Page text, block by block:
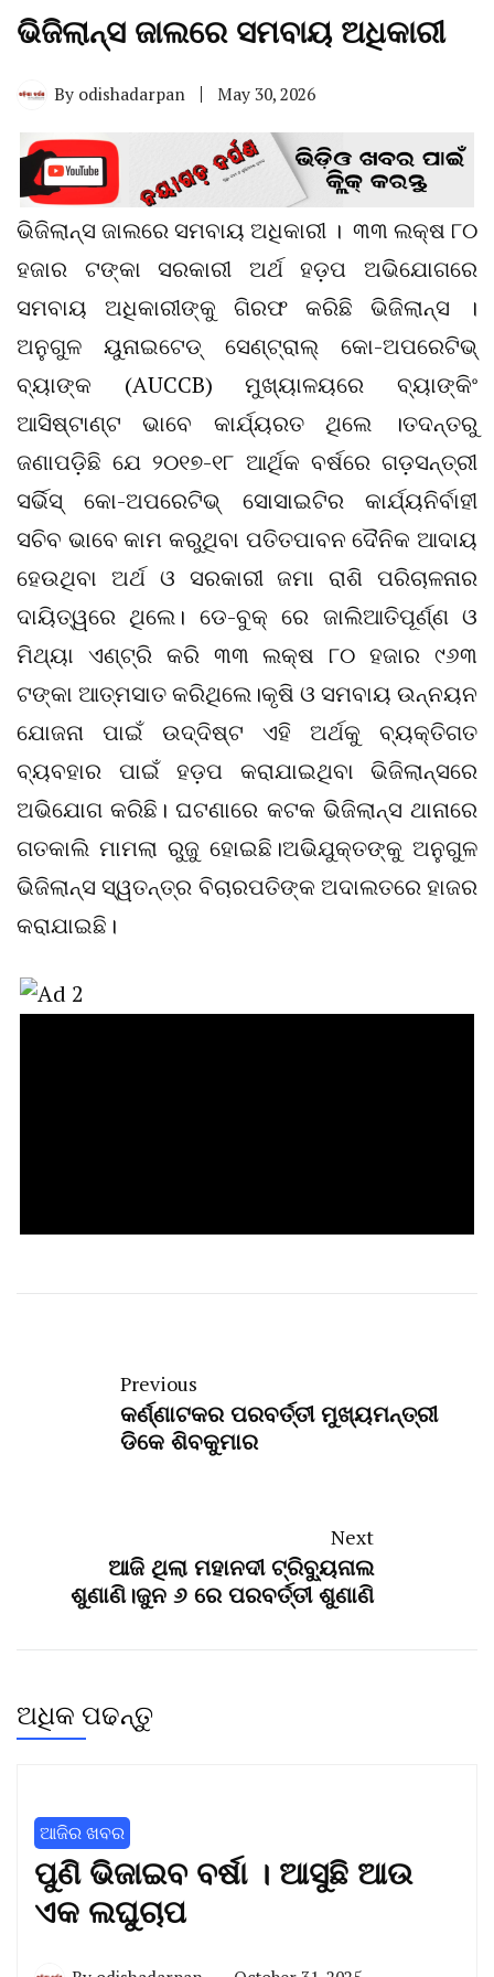
ଭିଜିଲାନ୍ସ ଜାଲରେ ସମବାୟ ଅଧିକାରୀ
By odishadarpan May 30, 2026
ଭିଜିଲାନ୍ସ ଜାଲରେ ସମବାୟ ଅଧିକାରୀ । ୩୩ ଲକ୍ଷ ୮୦
ହଜାର ଟଙ୍କା ସରକାରୀ ଅର୍ଥ ହଡ଼ପ ଅଭିଯୋଗରେ
ସମବାୟ ଅଧିକାରୀଙ୍କୁ ଗିରଫ କରିଛି ଭିଜିଲାନ୍ସ ।
ଅନୁଗୁଳ ୟୁନାଇଟେଡ୍ ସେଣ୍ଟ୍ରାଲ୍ କୋ-ଅପରେଟିଭ୍
ବ୍ୟାଙ୍କ (AUCCB) ମୁଖ୍ୟାଳୟରେ ବ୍ୟାଙ୍କିଂ
ଆସିଷ୍ଟାଣ୍ଟ ଭାବେ କାର୍ଯ୍ୟରତ ଥିଲେ ।ତଦନ୍ତରୁ
ଜଣାପଡ଼ିଛି ଯେ ୨୦୧୭-୧୮ ଆର୍ଥିକ ବର୍ଷରେ ଗଡ଼ସନ୍ତ୍ରୀ
ସର୍ଭିସ୍ କୋ-ଅପରେଟିଭ୍ ସୋସାଇଟିର କାର୍ଯ୍ୟନିର୍ବାହୀ
ସଚିବ ଭାବେ କାମ କରୁଥିବା ପତିତପାବନ ଦୈନିକ ଆଦାୟ
ହେଉଥିବା ଅର୍ଥ ଓ ସରକାରୀ ଜମା ରାଶି ପରିଚାଳନାର
ଦାୟିତ୍ୱରେ ଥିଲେ। ଡେ-ବୁକ୍ ରେ ଜାଲିଆତିପୂର୍ଣ୍ଣ ଓ
ମିଥ୍ୟା ଏଣ୍ଟ୍ରି କରି ୩୩ ଲକ୍ଷ ୮୦ ହଜାର ୯୬୩
ଟଙ୍କା ଆତ୍ମସାତ କରିଥିଲେ।କୃଷି ଓ ସମବାୟ ଉନ୍ନୟନ
ଯୋଜନା ପାଇଁ ଉଦ୍ଦିଷ୍ଟ ଏହି ଅର୍ଥକୁ ବ୍ୟକ୍ତିଗତ
ବ୍ୟବହାର ପାଇଁ ହଡ଼ପ କରାଯାଇଥିବା ଭିଜିଲାନ୍ସରେ
ଅଭିଯୋଗ କରିଛି। ଘଟଣାରେ କଟକ ଭିଜିଲାନ୍ସ ଥାନାରେ
ଗତକାଲି ମାମଲା ରୁଜୁ ହୋଇଛି।ଅଭିଯୁକ୍ତଙ୍କୁ ଅନୁଗୁଳ
ଭିଜିଲାନ୍ସ ସ୍ୱତନ୍ତ୍ର ବିଚାରପତିଙ୍କ ଅଦାଲତରେ ହାଜର
କରାଯାଇଛି।
Previous
କର୍ଣ୍ଣାଟକର ପରବର୍ତ୍ତୀ ମୁଖ୍ୟମନ୍ତ୍ରୀ
ଡିକେ ଶିବକୁମାର
Next
ଆଜି ଥିଲା ମହାନଦୀ ଟ୍ରିବ୍ୟୁନାଲ
ଶୁଣାଣି।ଜୁନ ୬ ରେ ପରବର୍ତ୍ତୀ ଶୁଣାଣି
ଅଧିକ ପଢନ୍ତୁ
ଆଜିର ଖବର
ପୁଣି ଭିଜାଇବ ବର୍ଷା । ଆସୁଛି ଆଉ
ଏକ ଲଘୁଚାପ